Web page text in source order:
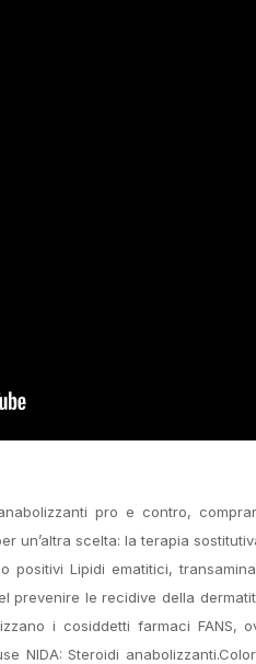
pro e contro,
un’altra scelta: la terapia
positivi Lipidi ematitici,
prevenire le recidive della
i cosiddetti farmaci FANS,
NIDA: Steroidi